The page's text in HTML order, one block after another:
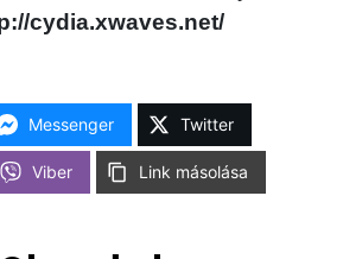
cydia.xwaves.net/
Messenger Twitter
Viber Link másolása